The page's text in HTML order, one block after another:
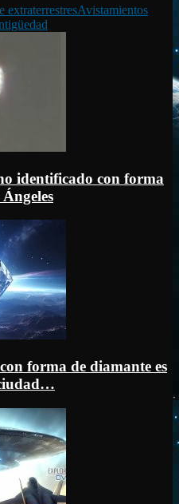
extraterrestresAvistamientos
identificado con forma
forma de diamante es